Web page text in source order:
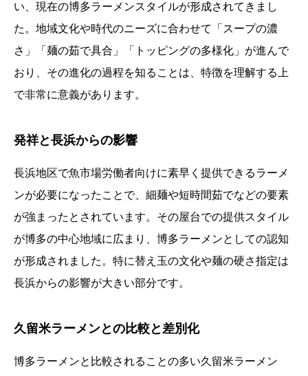
い、現在の博多ラーメンスタイルが形成されてきまし
た。地域文化や時代のニーズに合わせて「スープの濃
さ」「麺の茹で具合」「トッピングの多様化」が進んで
おり、その進化の過程を知ることは、特徴を理解する上
で非常に意義があります。
発祥と長浜からの影響
長浜地区で魚市場労働者向けに素早く提供できるラーメ
ンが必要になったことで、細麺や短時間茹でなどの要素
が強まったとされています。その屋台での提供スタイル
が博多の中心地域に広まり、博多ラーメンとしての認知
が形成されました。特に替え玉の文化や麺の硬さ指定は
長浜からの影響が大きい部分です。
久留米ラーメンとの比較と差別化
博多ラーメンと比較されることの多い久留米ラーメン